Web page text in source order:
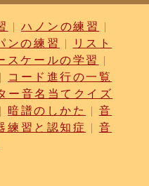
|ハノンの練習
|
ンの練習 |
リスト
スケールの学習
|
|
コード進行の一覧
ー音名当てクイズ
| 暗譜のしかた | 音
練習と認知症 | 音